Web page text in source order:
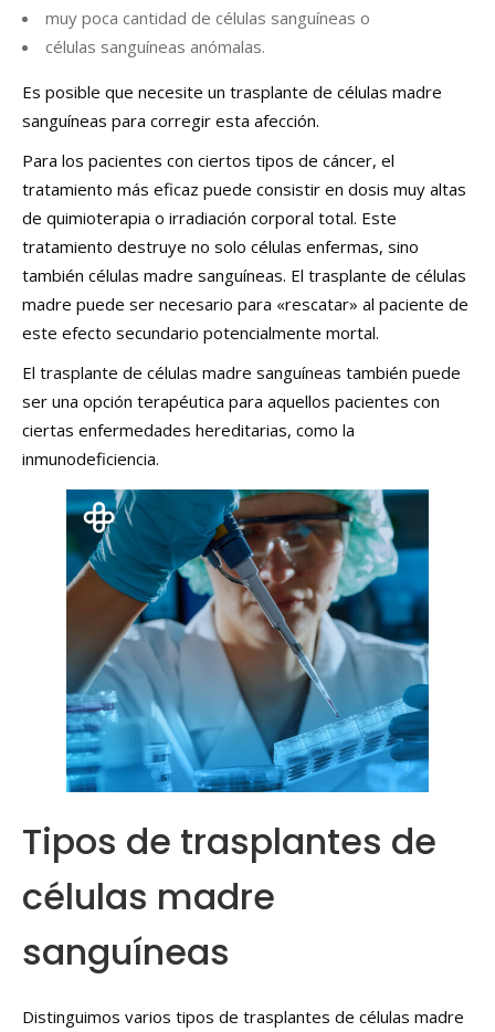
muy poca cantidad de células sanguíneas o
células sanguíneas anómalas.
Es posible que necesite un trasplante de células madre
sanguíneas para corregir esta afección.
Para los pacientes con ciertos tipos de cáncer, el
tratamiento más eficaz puede consistir en dosis muy altas
de quimioterapia o irradiación corporal total. Este
tratamiento destruye no solo células enfermas, sino
también células madre sanguíneas. El trasplante de células
madre puede ser necesario para «rescatar» al paciente de
este efecto secundario potencialmente mortal.
El trasplante de células madre sanguíneas también puede
ser una opción terapéutica para aquellos pacientes con
ciertas enfermedades hereditarias, como la
inmunodeficiencia.
Tipos de trasplantes de
células madre
sanguíneas
Distinguimos varios tipos de trasplantes de células madre